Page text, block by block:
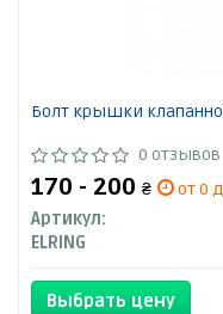
Болт крышки
0 отзывов
170 - 200 ₴
от 0
Артикул:
ELRING
Выбрать цену